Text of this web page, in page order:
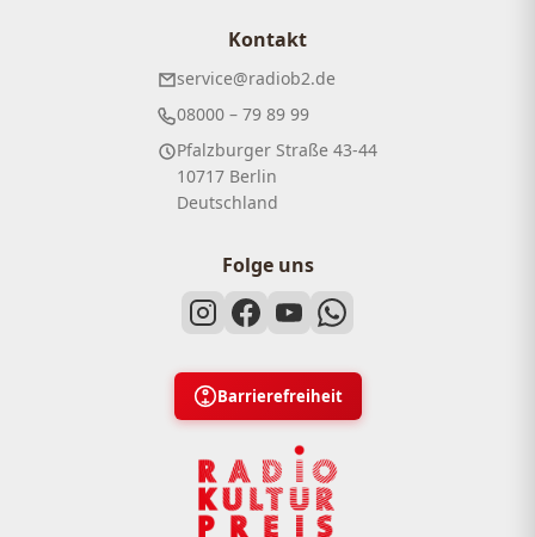
Kontakt
service@radiob2.de
08000 – 79 89 99
Pfalzburger Straße 43-44
10717 Berlin
Deutschland
Folge uns
Barrierefreiheit